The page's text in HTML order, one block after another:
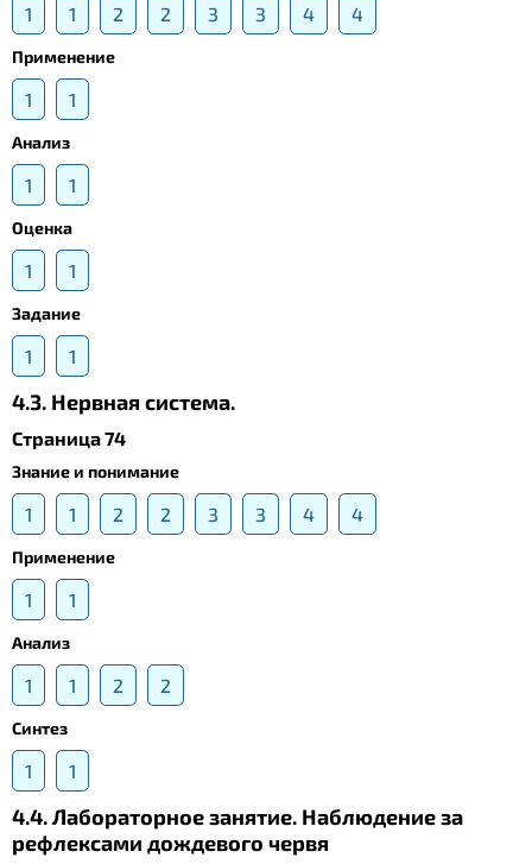
1 1 2 2 3 3 4 4
Применение
1 1
Анализ
1 1
Оценка
1 1
Задание
1 1
4.3. Нервная система.
Страница 74
Знание и понимание
1 1 2 2 3 3 4 4
Применение
1 1
Анализ
1 1 2 2
Синтез
1 1
4.4. Лабораторное занятие. Наблюдение за
рефлексами дождевого червя